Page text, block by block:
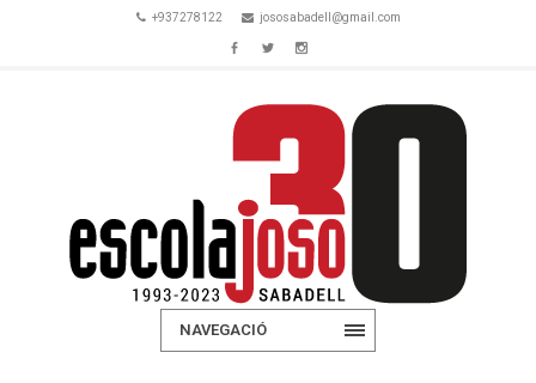
+937278122 jososabadell@gmail.com
NAVEGACIÓ